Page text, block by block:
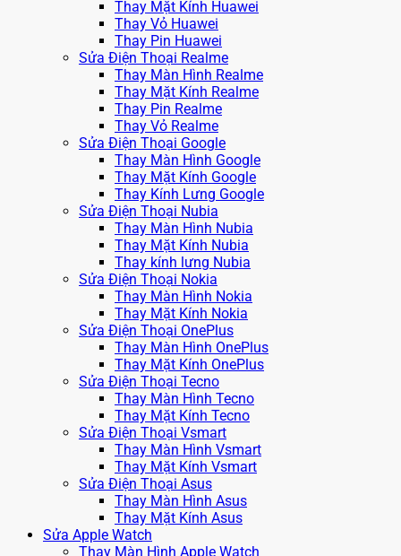
Thay Mặt Kính Huawei
Thay Vỏ Huawei
Thay Pin Huawei
Sửa Điện Thoại Realme
Thay Màn Hình Realme
Thay Mặt Kính Realme
Thay Pin Realme
Thay Vỏ Realme
Sửa Điện Thoại Google
Thay Màn Hình Google
Thay Mặt Kính Google
Thay Kính Lưng Google
Sửa Điện Thoại Nubia
Thay Màn Hình Nubia
Thay Mặt Kính Nubia
Thay kính lưng Nubia
Sửa Điện Thoại Nokia
Thay Màn Hình Nokia
Thay Mặt Kính Nokia
Sửa Điện Thoại OnePlus
Thay Màn Hình OnePlus
Thay Mặt Kính OnePlus
Sửa Điện Thoại Tecno
Thay Màn Hình Tecno
Thay Mặt Kính Tecno
Sửa Điện Thoại Vsmart
Thay Màn Hình Vsmart
Thay Mặt Kính Vsmart
Sửa Điện Thoại Asus
Thay Màn Hình Asus
Thay Mặt Kính Asus
Sửa Apple Watch
Thay Màn Hình Apple Watch